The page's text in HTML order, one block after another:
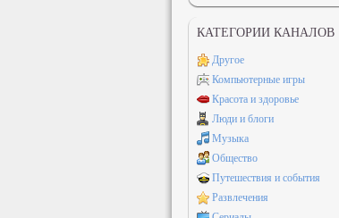
КАТЕГОРИИ КАНАЛОВ
Другое
Компьютерные игры
Красота и здоровье
Люди и блоги
Музыка
Общество
Путешествия и события
Развлечения